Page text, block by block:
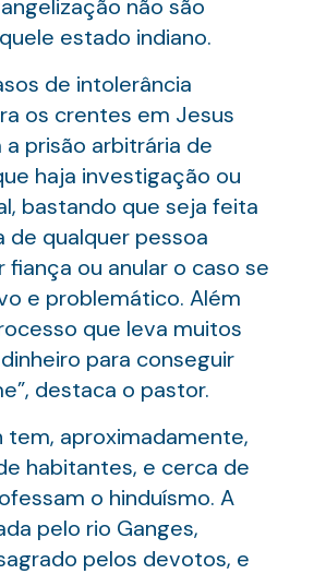
não são
estado indiano.
de intolerância
os crentes em Jesus
prisão arbitrária de
haja investigação ou
bastando que seja feita
de qualquer pessoa
fiança ou anular o caso se
e problemático. Além
que leva muitos
para conseguir
destaca o pastor.
tem, aproximadamente,
habitantes, e cerca de
o hinduísmo. A
pelo rio Ganges,
pelos devotos, e